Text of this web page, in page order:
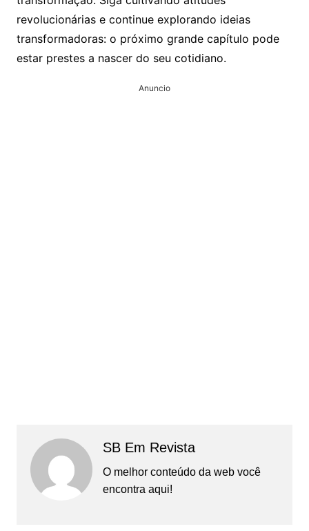
revolucionárias e continue explorando ideias
transformadoras: o próximo grande capítulo pode
estar prestes a nascer do seu cotidiano.
Anuncio
SB Em Revista
O melhor conteúdo da web você
encontra aqui!